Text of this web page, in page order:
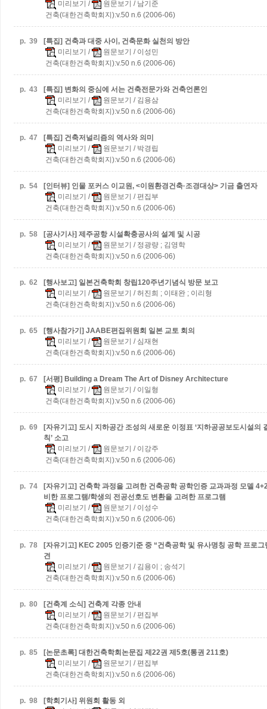
미리보기 / 원문보기 / 남기준
건축(대한건축학회지):v.50 n.6 (2006-06)
p. 39
[특집] 건축과 대중 사이, 건축문화 실천의 방안
미리보기 / 원문보기 / 이성민
건축(대한건축학회지):v.50 n.6 (2006-06)
p. 43
[특집] 변화의 중심에 서는 건축전문가와 건축언론인
미리보기 / 원문보기 / 김용삼
건축(대한건축학회지):v.50 n.6 (2006-06)
p. 47
[특집] 건축저널리즘의 역사와 의미
미리보기 / 원문보기 / 박경립
건축(대한건축학회지):v.50 n.6 (2006-06)
p. 54 [인터뷰] 인물 포커스 이교원, <이원환경건축·조경대상> 기금 출연자
미리보기 / 원문보기 / 편집부
건축(대한건축학회지):v.50 n.6 (2006-06)
p. 58
[공사기사] 제주공항 시설확충공사의 설계 및 시공
미리보기 / 원문보기 / 정광량 ; 김영학
건축(대한건축학회지):v.50 n.6 (2006-06)
p. 62
[행사보고] 일본건축학회 창립120주년기념식 방문 보고
미리보기 / 원문보기 / 허진희 ; 이태완 ; 이리형
건축(대한건축학회지):v.50 n.6 (2006-06)
p. 65
[행사참가기] JAABE편집위원회 일본 교토 회의
미리보기 / 원문보기 / 심재현
건축(대한건축학회지):v.50 n.6 (2006-06)
p. 67 [서평] Building a Dream The Art of Disney Architecture
미리보기 / 원문보기 / 이일형
건축(대한건축학회지):v.50 n.6 (2006-06)
p. 69 [자유기고] 도시 지하공간 조성의 새로운 이정표 ‘지하공공보도시설의
칙’ 소고
미리보기 / 원문보기 / 이강주
건축(대한건축학회지):v.50 n.6 (2006-06)
p. 74 [자유기고] 건축학 과정을 고려한 건축공학 공학인증 교과과정 모델
비한 프로그램/학생의 전공선호도 변환을 고려한 프로그램
미리보기 / 원문보기 / 이성수
건축(대한건축학회지):v.50 n.6 (2006-06)
p. 78
[자유기고] KEC 2005 인증기준 중 “건축공학 및 유사명칭 공학 프로
견
미리보기 / 원문보기 / 김용이 ; 송석기
건축(대한건축학회지):v.50 n.6 (2006-06)
p. 80
[건축계 소식] 건축계 각종 안내
미리보기 / 원문보기 / 편집부
건축(대한건축학회지):v.50 n.6 (2006-06)
p. 85
[논문초록] 대한건축학회논문집 제22권 제5호(통권 211호)
미리보기 / 원문보기 / 편집부
건축(대한건축학회지):v.50 n.6 (2006-06)
p. 98
[학회기사] 위원회 활동 외